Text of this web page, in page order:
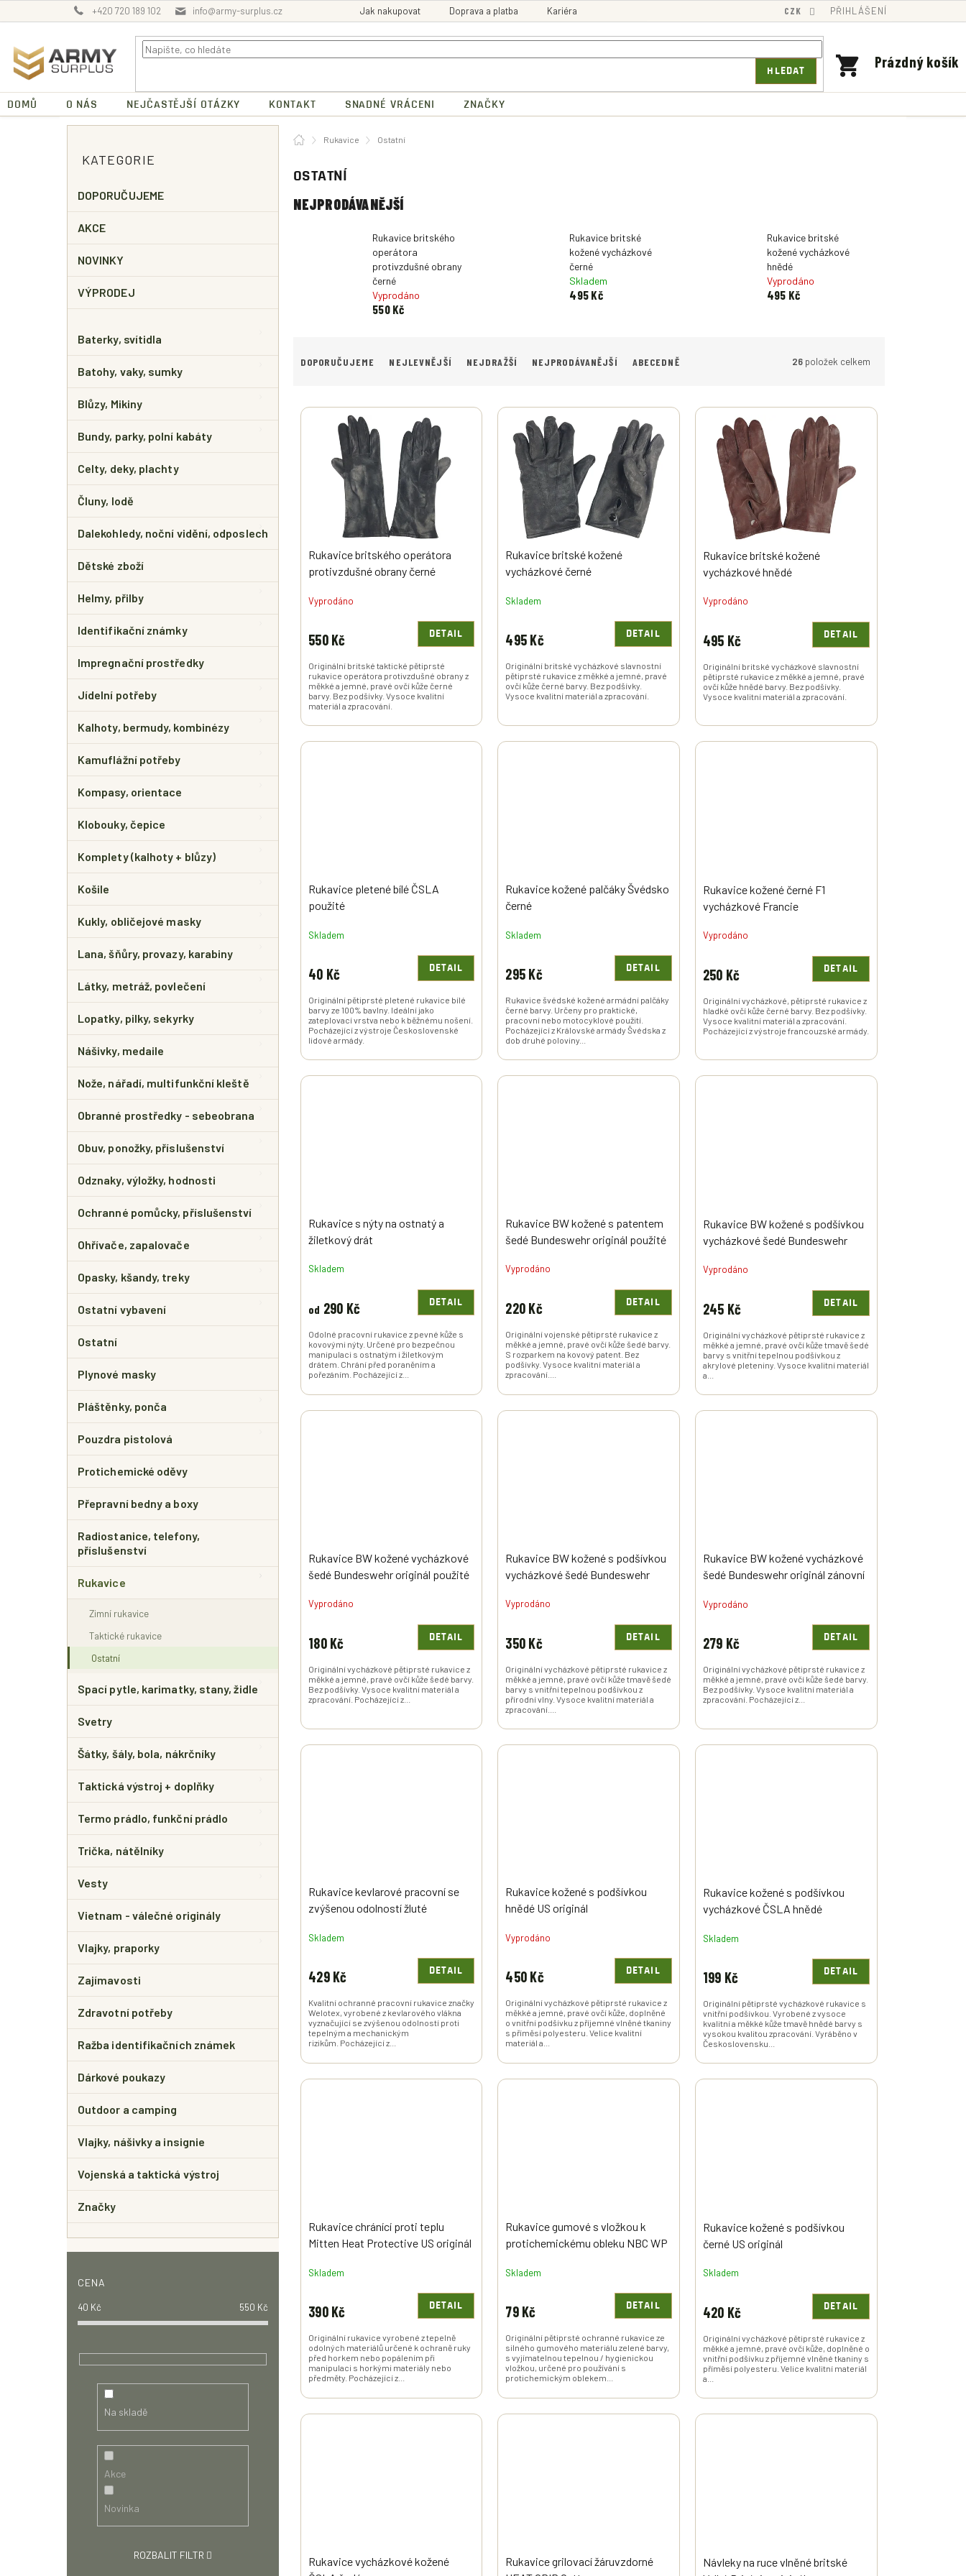
na
+420 720 189 102 info@army-surplus.cz Jak nakupovat Doprava a platba Kariéra CZK PŘIHLÁŠENÍ
HLEDAT
NÁKUPNÍ
Prázdný košík
DOMŮ O NÁS NEJČASTĚJŠÍ OTÁZKY KONTAKT SNADNÉ VRÁCENI ZNAČKY
A
N
P
N
kategorie
KATEGORIE
DOPORUČUJEME
AKCE
NOVINKY
VÝPRODEJ
Baterky, svítidla
Batohy, vaky, sumky
Blůzy, Mikiny
Bundy, parky, polní kabáty
Celty, deky, plachty
Čluny, lodě
Dalekohledy, noční vidění, odposlech
Dětské zboží
Helmy, přilby
Identifikační známky
Impregnační prostředky
Jídelní potřeby
Kalhoty, bermudy, kombinézy
Kamuflážní potřeby
Kompasy, orientace
Klobouky, čepice
Komplety (kalhoty + blůzy)
Košile
Kukly, obličejové masky
Lana, šňůry, provazy, karabiny
Látky, metráž, povlečení
Lopatky, pilky, sekyrky
Nášivky, medaile
Nože, nářadí, multifunkční kleště
Obranné prostředky - sebeobrana
Obuv, ponožky, příslušenství
Odznaky, výložky, hodnosti
Ochranné pomůcky, příslušenství
Ohřívače, zapalovače
Opasky, kšandy, treky
Ostatní vybavení
Ostatní
Plynové masky
Pláštěnky, ponča
Pouzdra pistolová
Protichemické oděvy
Přepravní bedny a boxy
Radiostanice, telefony,
příslušenství
Rukavice
Zimní rukavice
Taktické rukavice
Ostatní
Spací pytle, karimatky, stany, židle
Svetry
Šátky, šály, bola, nákrčníky
Taktická výstroj + doplňky
Termo prádlo, funkční prádlo
Trička, nátělníky
Vesty
Vietnam - válečné originály
Vlajky, praporky
Zajímavosti
Zdravotní potřeby
Ražba identifikačních známek
Dárkové poukazy
Outdoor a camping
Vlajky, nášivky a insignie
Vojenská a taktická výstroj
Značky
CENA
40 Kč 550 Kč
Na skladě
Akce
Novinka
ROZBALIT FILTR
DomůRukavice Ostatní
OSTATNÍ
NEJPRODÁVANĚJŠÍ
Rukavice britského
operátora
protivzdušné obrany
černé
Vyprodáno
550 Kč
Rukavice britské
kožené vycházkové
černé
Skladem
495 Kč
Rukavice britské
kožené vycházkové
hnědé
Vyprodáno
495 Kč
DOPORUČUJEME NEJLEVNĚJŠÍ NEJDRAŽŠÍ NEJPRODÁVANĚJŠÍ ABECEDNĚ 26 položek celkem
Rukavice britského operátora
protivzdušné obrany černé
Vyprodáno
550 Kč DETAIL
Originální britské taktické pětiprsté
rukavice operátora protivzdušné obrany z
měkké a jemné, pravé ovčí kůže černé
barvy. Bez podšívky. Vysoce kvalitní
materiál a zpracování.
Rukavice britské kožené
vycházkové černé
Skladem
495 Kč DETAIL
Originální britské vycházkové slavnostní
pětiprsté rukavice z měkké a jemné, pravé
ovčí kůže černé barvy. Bez podšívky.
Vysoce kvalitní materiál a zpracování.
Rukavice britské kožené
vycházkové hnědé
Vyprodáno
495 Kč DETAIL
Originální britské vycházkové slavnostní
pětiprsté rukavice z měkké a jemné, pravé
ovčí kůže hnědé barvy. Bez podšívky.
Vysoce kvalitní materiál a zpracování.
Rukavice pletené bílé ČSLA
použité
Skladem
40 Kč DETAIL
Originální pětiprsté pletené rukavice bílé
barvy ze 100% bavlny. Ideální jako
zateplovací vrstva nebo k běžnému nošení.
Pocházející z výstroje Československé
lidové armády.
Rukavice kožené palčáky Švédsko
černé
Skladem
295 Kč DETAIL
Rukavice švédské kožené armádní palčáky
černé barvy. Určeny pro praktické,
pracovní nebo motocyklové použití.
Pocházející z Královské armády Švédska z
dob druhé poloviny...
Rukavice kožené černé F1
vycházkové Francie
Vyprodáno
250 Kč DETAIL
Originální vycházkové, pětiprsté rukavice z
hladké ovčí kůže černé barvy. Bez podšívky.
Vysoce kvalitní materiál a zpracování.
Pocházející z výstroje francouzské armády.
Rukavice s nýty na ostnatý a
žiletkový drát
Skladem
od 290 Kč DETAIL
Odolné pracovní rukavice z pevné kůže s
kovovými nýty. Určené pro bezpečnou
manipulaci s ostnatým i žiletkovým
drátem. Chrání před poraněním a
pořezáním. Pocházející z...
Rukavice BW kožené s patentem
šedé Bundeswehr originál použité
Vyprodáno
220 Kč DETAIL
Originální vojenské pětiprsté rukavice z
měkké a jemné, pravé ovčí kůže šedé barvy.
S rozparkem na kovový patent. Bez
podšívky. Vysoce kvalitní materiál a
zpracování....
Rukavice BW kožené s podšívkou
vycházkové šedé Bundeswehr
Vyprodáno
245 Kč DETAIL
Originální vycházkové pětiprsté rukavice z
měkké a jemné, pravé ovčí kůže tmavě šedé
barvy s vnitřní tepelnou podšívkou z
akrylové pleteniny. Vysoce kvalitní materiál
a...
Rukavice BW kožené vycházkové
šedé Bundeswehr originál použité
Vyprodáno
180 Kč DETAIL
Originální vycházkové pětiprsté rukavice z
měkké a jemné, pravé ovčí kůže šedé barvy.
Bez podšívky. Vysoce kvalitní materiál a
zpracování. Pocházející z...
Rukavice BW kožené s podšívkou
vycházkové šedé Bundeswehr
Vyprodáno
350 Kč DETAIL
Originální vycházkové pětiprsté rukavice z
měkké a jemné, pravé ovčí kůže tmavě šedé
barvy s vnitřní tepelnou podšívkou z
přírodní vlny. Vysoce kvalitní materiál a
zpracování....
Rukavice BW kožené vycházkové
šedé Bundeswehr originál zánovní
Vyprodáno
279 Kč DETAIL
Originální vycházkové pětiprsté rukavice z
měkké a jemné, pravé ovčí kůže šedé barvy.
Bez podšívky. Vysoce kvalitní materiál a
zpracování. Pocházející z...
Rukavice kevlarové pracovní se
zvýšenou odolností žluté
Skladem
429 Kč DETAIL
Kvalitní ochranné pracovní rukavice značky
Welotex, vyrobené z kevlarového vlákna
vyznačující se zvýšenou odolností proti
tepelným a mechanickým
rizikům. Pocházející z...
Rukavice kožené s podšívkou
hnědé US originál
Vyprodáno
450 Kč DETAIL
Originální vycházkové pětiprsté rukavice z
měkké a jemné, pravé ovčí kůže, doplněné
o vnitřní podšívku z příjemné vlněné tkaniny
s příměsí polyesteru. Velice kvalitní
materiál a...
Rukavice kožené s podšívkou
vycházkové ČSLA hnědé
Skladem
199 Kč DETAIL
Originální pětiprsté vycházkové rukavice s
vnitřní podšívkou. Vyrobené z vysoce
kvalitní a měkké kůže tmavě hnědé barvy s
vysokou kvalitou zpracování. Vyráběno v
Československu...
Rukavice chránící proti teplu
Mitten Heat Protective US originál
Skladem
390 Kč DETAIL
Originální rukavice vyrobené z tepelně
odolných materiálů určené k ochraně ruky
před horkem nebo popálením při
manipulaci s horkými materiály nebo
předměty. Pocházející z...
Rukavice gumové s vložkou k
protichemickému obleku NBC WP
Skladem
79 Kč DETAIL
Originální pětiprsté ochranné rukavice ze
silného gumového materiálu zelené barvy,
s vyjímatelnou tepelnou / hygienickou
vložkou, určené pro používání s
protichemickým oblekem...
Rukavice kožené s podšívkou
černé US originál
Skladem
420 Kč DETAIL
Originální vycházkové pětiprsté rukavice z
měkké a jemné, pravé ovčí kůže, doplněné o
vnitřní podšívku z příjemné vlněné tkaniny s
příměsí polyesteru. Velice kvalitní materiál
a...
Rukavice vycházkové kožené
Rukavice grilovací žáruvzdorné
Návleky na ruce vlněné britské